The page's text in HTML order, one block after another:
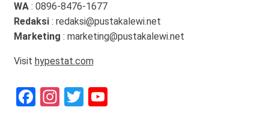
WA: 0896-8476-1677
Redaksi: redaksi@pustakalewi.net
Marketing : marketing@pustakalewi.net
Visit hypestat.com
Facebook
Instagram
TwitterYouTube